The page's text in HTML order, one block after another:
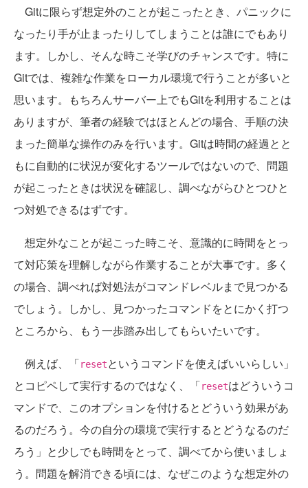
Gitに限らず想定外のことが起こったとき、パニックに
なったり手が止まったりしてしまうことは誰にでもあり
ます。しかし、そんな時こそ学びのチャンスです。特に
Gitでは、複雑な作業をローカル環境で行うことが多いと
思います。もちろんサーバー上でもGitを利用することは
ありますが、筆者の経験ではほとんどの場合、手順の決
まった簡単な操作のみを行います。Gitは時間の経過とと
もに自動的に状況が変化するツールではないので、問題
が起こったときは状況を確認し、調べながらひとつひと
つ対処できるはずです。
想定外なことが起こった時こそ、意識的に時間をとっ
て対応策を理解しながら作業することが大事です。多く
の場合、調べれば対処法がコマンドレベルまで見つかる
でしょう。しかし、見つかったコマンドをとにかく打つ
ところから、もう一歩踏み出してもらいたいです。
例えば、「resetというコマンドを使えばいいらしい」
とコピペして実行するのではなく、「resetはどういうコ
マンドで、このオプションを付けるとどういう効果があ
るのだろう。今の自分の環境で実行するとどうなるのだ
ろう」と少しでも時間をとって、調べてから使いましょ
う。問題を解消できる頃には、なぜこのような想定外の